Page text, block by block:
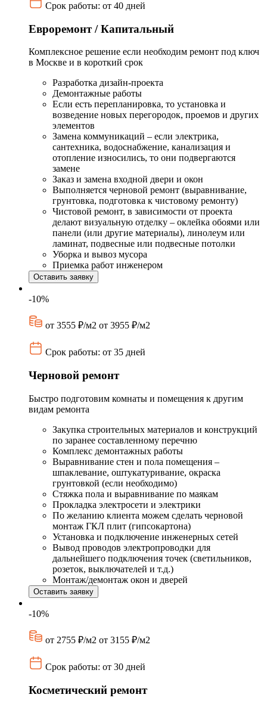
Срок работы: от 40 дней
Евроремонт / Капитальный
Комплексное решение если необходим ремонт под ключ
в Москве и в короткий срок
Разработка дизайн-проекта
Демонтажные работы
Если есть перепланировка, то установка и
возведение новых перегородок, проемов и других
элементов
Замена коммуникаций – если электрика,
сантехника, водоснабжение, канализация и
отопление износились, то они подвергаются
замене
Заказ и замена входной двери и окон
Выполняется черновой ремонт (выравнивание,
грунтовка, подготовка к чистовому ремонту)
Чистовой ремонт, в зависимости от проекта
делают визуальную отделку – оклейка обоями или
панели (или другие материалы), линолеум или
ламинат, подвесные или подвесные потолки
Уборка и вывоз мусора
Приемка работ инженером
Оставить заявку
-10%
от 3555 ₽/м2 от 3955 ₽/м2
Срок работы: от 35 дней
Черновой ремонт
Быстро подготовим комнаты и помещения к другим
видам ремонта
Закупка строительных материалов и конструкций
по заранее составленному перечню
Комплекс демонтажных работы
Выравнивание стен и пола помещения –
шпаклевание, оштукатуривание, окраска
грунтовкой (если необходимо)
Стяжка пола и выравнивание по маякам
Прокладка электросети и электрики
По желанию клиента можем сделать черновой
монтаж ГКЛ плит (гипсокартона)
Установка и подключение инженерных сетей
Вывод проводов электропроводки для
дальнейшего подключения точек (светильников,
розеток, выключателей и т.д.)
Монтаж/демонтаж окон и дверей
Оставить заявку
-10%
от 2755 ₽/м2 от 3155 ₽/м2
Срок работы: от 30 дней
Косметический ремонт